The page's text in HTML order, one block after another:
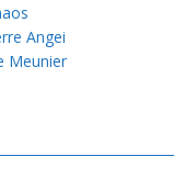
Angei
Meunier